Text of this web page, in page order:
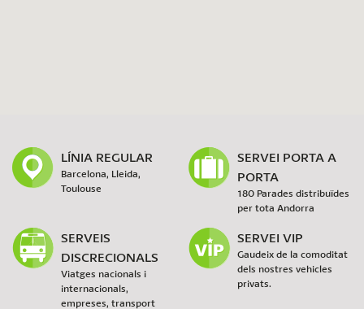
LÍNIA REGULAR
Barcelona, Lleida,
Toulouse
SERVEI PORTA A
PORTA
180 Parades distribuïdes
per tota Andorra
SERVEIS
DISCRECIONALS
Viatges nacionals i
internacionals,
empreses, transport
SERVEI VIP
Gaudeix de la comoditat
dels nostres vehicles
privats.